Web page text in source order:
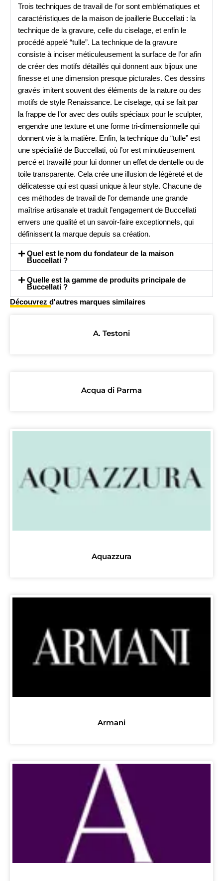
Trois techniques de travail de l’or sont emblématiques et
caractéristiques de la maison de joaillerie Buccellati : la
technique de la gravure, celle du ciselage, et enfin le
procédé appelé “tulle”. La technique de la gravure
consiste à inciser méticuleusement la surface de l’or afin
de créer des motifs détaillés qui donnent aux bijoux une
finesse et une dimension presque picturales. Ces dessins
gravés imitent souvent des éléments de la nature ou des
motifs de style Renaissance. Le ciselage, qui se fait par
la frappe de l’or avec des outils spéciaux pour le sculpter,
engendre une texture et une forme tri-dimensionnelle qui
donnent vie à la matière. Enfin, la technique du “tulle” est
une spécialité de Buccellati, où l’or est minutieusement
percé et travaillé pour lui donner un effet de dentelle ou de
toile transparente. Cela crée une illusion de légèreté et de
délicatesse qui est quasi unique à leur style. Chacune de
ces méthodes de travail de l’or demande une grande
maîtrise artisanale et traduit l’engagement de Buccellati
envers une qualité et un savoir-faire exceptionnels, qui
définissent la marque depuis sa création.
Quel est le nom du fondateur de la maison
Buccellati ?
Quelle est la gamme de produits principale de
Buccellati ?
Découvrez d'autres marques similaires
A. Testoni
Acqua di Parma
Aquazzura
Armani